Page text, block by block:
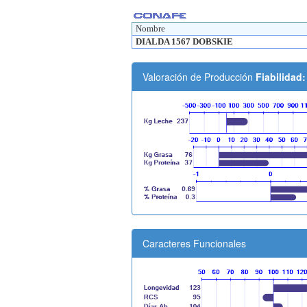
Nombre
DIALDA 1567 DOBSKIE
Valoración de Producción Fiabilidad:
Caracteres Funcionales